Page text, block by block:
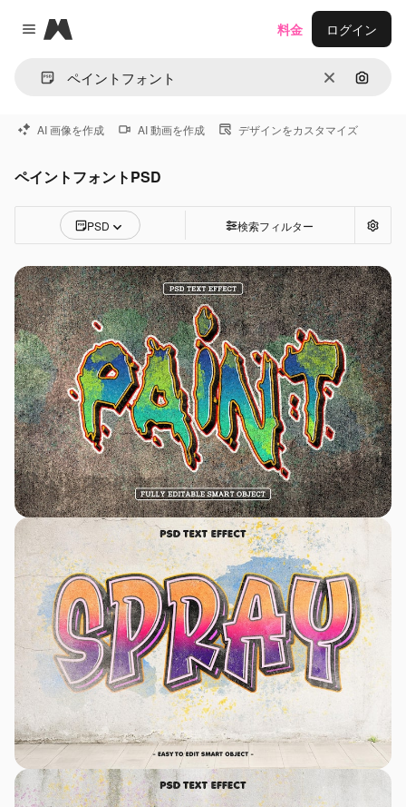
Close menu
Magnific
消去 画像で
料金 ログイン
AI 画像を作成 AI 動画を作成 デザインをカスタマイズ
ペイントフォントPSD
PSD 検索フィルター